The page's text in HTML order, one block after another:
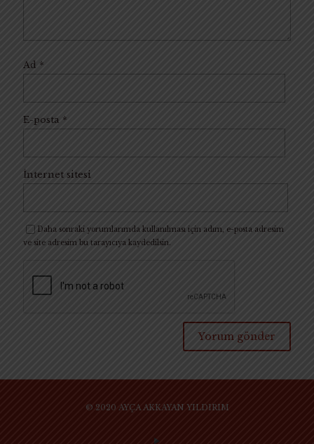
Ad *
E-posta *
İnternet sitesi
Daha sonraki yorumlarımda kullanılması için adım, e-posta adresim
ve site adresim bu tarayıcıya kaydedilsin.
© 2020 AYÇA AKKAYAN YILDIRIM